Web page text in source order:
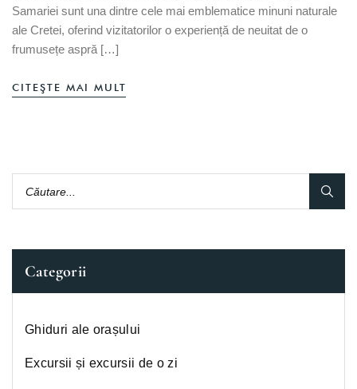
Samariei sunt una dintre cele mai emblematice minuni naturale
ale Cretei, oferind vizitatorilor o experiență de neuitat de o
frumusețe aspră […]
CITEŞTE MAI MULT
Categorii
Ghiduri ale orașului
Excursii și excursii de o zi